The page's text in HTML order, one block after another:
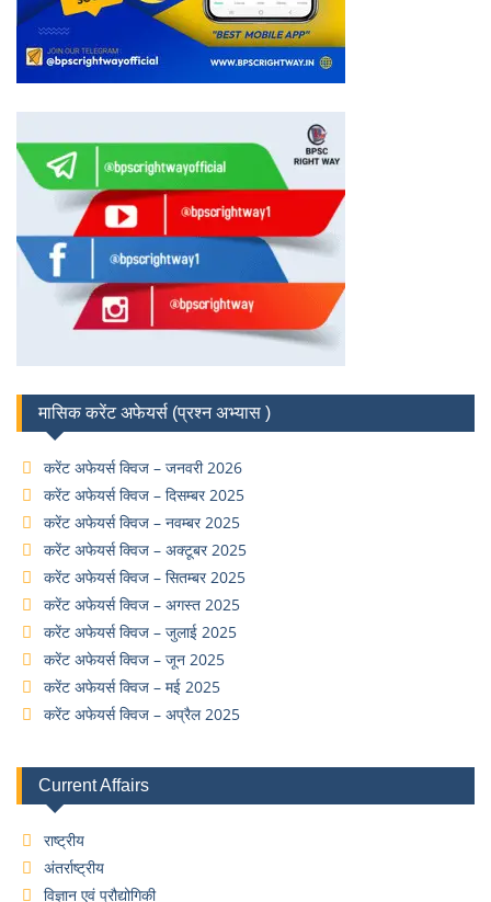
मासिक करेंट अफेयर्स (प्रश्न अभ्यास )
करेंट अफेयर्स क्विज – जनवरी 2026
करेंट अफेयर्स क्विज – दिसम्बर 2025
करेंट अफेयर्स क्विज – नवम्बर 2025
करेंट अफेयर्स क्विज – अक्टूबर 2025
करेंट अफेयर्स क्विज – सितम्बर 2025
करेंट अफेयर्स क्विज – अगस्त 2025
करेंट अफेयर्स क्विज – जुलाई 2025
करेंट अफेयर्स क्विज – जून 2025
करेंट अफेयर्स क्विज – मई 2025
करेंट अफेयर्स क्विज – अप्रैल 2025
Current Affairs
राष्ट्रीय
अंतर्राष्ट्रीय
विज्ञान एवं प्रौद्योगिकी